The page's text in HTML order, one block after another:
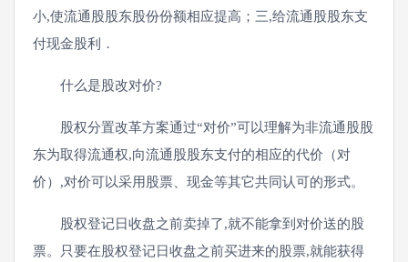
小,使流通股股东股份份额相应提高；三,给流通股股东支
付现金股利．
什么是股改对价?
股权分置改革方案通过“对价”可以理解为非流通股股
东为取得流通权,向流通股股东支付的相应的代价（对
价）,对价可以采用股票、现金等其它共同认可的形式。
股权登记日收盘之前卖掉了,就不能拿到对价送的股
票。只要在股权登记日收盘之前买进来的股票,就能获得